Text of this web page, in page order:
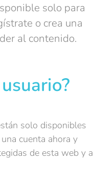
solo para
o crea una
al contenido.
solo disponibles
cuenta ahora y
de esta web y a